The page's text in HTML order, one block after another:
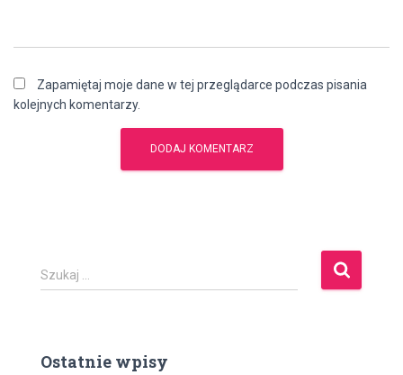
Zapamiętaj moje dane w tej przeglądarce podczas pisania
kolejnych komentarzy.
S
z
j
Szukaj …
Ostatnie wpisy